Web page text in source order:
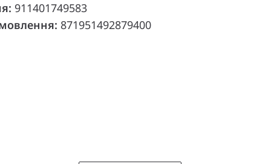
911401749583
871951492879400